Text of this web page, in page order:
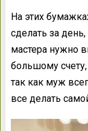
На этих
сделать за
мастера нужно
большому
так как муж
все делать